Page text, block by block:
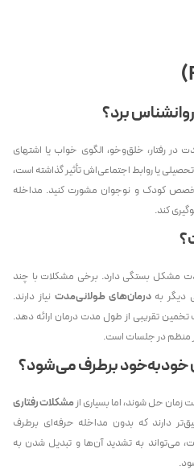
برد؟
در رفتار، خلق‌وخو، الگوی خواب یا اشتهای
یا روابط اجتماعی‌اش تأثیر گذاشته است،
کودک و نوجوان مشورت کنید. مداخله
کند.
مشکل بستگی دارد. برخی مشکلات با چند
دیگر بهدرمان‌های طولانی‌مدت نیاز دارند.
تخمین تقریبی از طول مدت درمان ارائه دهد.
منظم در جلسات است.
خودبه‌خود برطرف می‌شود؟
حل شوند، اما بسیاری ازمشکلات رفتاری
دارند که بدون مداخله حرفه‌ای برطرف
می‌تواند به تشدید آن‌ها و تبدیل شدن به